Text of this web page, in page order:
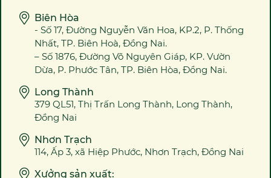
Biên Hòa
- Số 17, Đường Nguyễn Văn Hoa, KP.2, P. Thống
Nhất, TP. Biên Hoà, Đồng Nai.
– Số 1876, Đường Võ Nguyên Giáp, KP. Vườn
Dừa, P. Phước Tân, TP. Biên Hòa, Đồng Nai.
Long Thành
379 QL51, Thị Trấn Long Thành, Long Thành,
Đồng Nai
Nhơn Trạch
114, Ấp 3, xã Hiệp Phước, Nhơn Trạch, Đồng Nai
Xưởng sản xuất: